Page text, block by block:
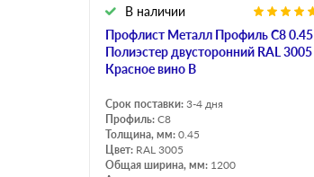
Профлист Металл Профиль C8 0.45
Полиэстер двусторонний RAL 3005
Красное вино B
В наличии
Срок поставки: 3-4 дня
Профиль: C8
Толщина, мм: 0.45
Цвет: RAL 3005
Общая ширина, мм: 1200